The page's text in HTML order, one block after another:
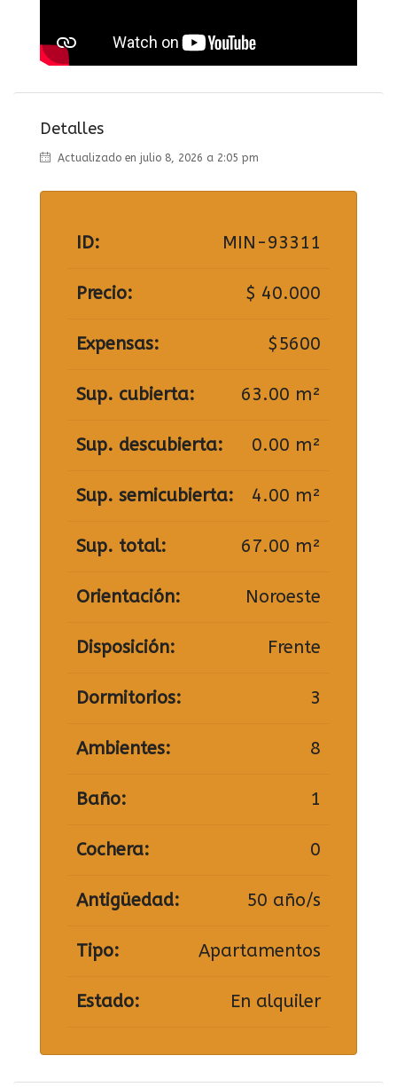
Detalles
Actualizado en julio 8, 2026 a 2:05 pm
ID: MIN-93311
Precio: $ 40.000
Expensas: $5600
Sup. cubierta: 63.00 m²
Sup. descubierta: 0.00 m²
Sup. semicubierta: 4.00 m²
Sup. total: 67.00 m²
Orientación: Noroeste
Disposición: Frente
Dormitorios: 3
Ambientes: 8
Baño: 1
Cochera: 0
Antigüedad: 50 año/s
Tipo: Apartamentos
Estado: En alquiler